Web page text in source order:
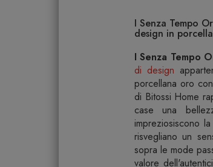
I Senza Tempo
design in
I Senza Tempo
di design
porcellana oro
di Bitossi Home
case una
impreziosiscono
risvegliano un
sopra le mode
valore